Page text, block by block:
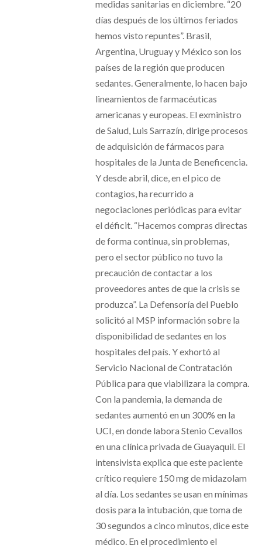
medidas sanitarias en diciembre. “20
días después de los últimos feriados
hemos visto repuntes”. Brasil,
Argentina, Uruguay y México son los
países de la región que producen
sedantes. Generalmente, lo hacen bajo
lineamientos de farmacéuticas
americanas y europeas. El exministro
de Salud, Luis Sarrazín, dirige procesos
de adquisición de fármacos para
hospitales de la Junta de Beneficencia.
Y desde abril, dice, en el pico de
contagios, ha recurrido a
negociaciones periódicas para evitar
el déficit. “Hacemos compras directas
de forma continua, sin problemas,
pero el sector público no tuvo la
precaución de contactar a los
proveedores antes de que la crisis se
produzca”. La Defensoría del Pueblo
solicitó al MSP información sobre la
disponibilidad de sedantes en los
hospitales del país. Y exhortó al
Servicio Nacional de Contratación
Pública para que viabilizara la compra.
Con la pandemia, la demanda de
sedantes aumentó en un 300% en la
UCI, en donde labora Stenio Cevallos
en una clínica privada de Guayaquil. El
intensivista explica que este paciente
crítico requiere 150 mg de midazolam
al día. Los sedantes se usan en mínimas
dosis para la intubación, que toma de
30 segundos a cinco minutos, dice este
médico. En el procedimiento el